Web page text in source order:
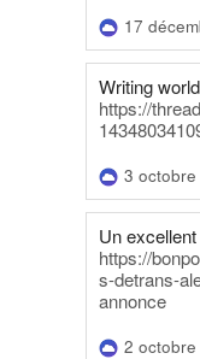
17
Writing
https://
3 octobre
Un excellent
https://
s-detrans-
annonce
2 octobre